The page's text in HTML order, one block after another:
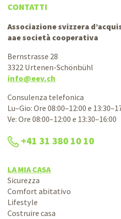
CONTATTI
Associazione svizzera
aae società cooperativa
Bernstrasse 28
3322 Urtenen-Schönbühl
info@eev.ch
Consulenza telefonica
Lu–Gio: Ore 08:00–12:00 e
Ve: Ore 08:00–12:00 e 13:30–16:00
+41 31 380 10 10
LA MIA CASA
Sicurezza
Comfort abitativo
Lifestyle
Costruire casa